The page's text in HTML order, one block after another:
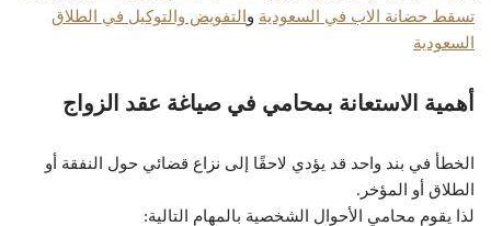
تسقط حضانة الاب في السعودية و التفويض والتوكيل في الطلاق
السعودية
أهمية الاستعانة بمحامي في صياغة عقد الزواج
الخطأ في بند واحد قد يؤدي لاحقًا إلى نزاع قضائي حول النفقة أو
الطلاق أو المؤخر.
لذا يقوم محامي الأحوال الشخصية بالمهام التالية: